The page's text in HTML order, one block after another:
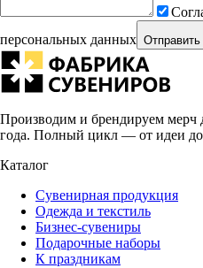
персональных данных Отправить
Производим и брендируем мерч
года. Полный цикл — от идеи до
Каталог
Сувенирная продукция
Одежда и текстиль
Бизнес-сувениры
Подарочные наборы
К праздникам